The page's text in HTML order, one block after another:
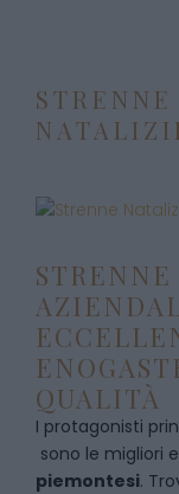
STRENNE
QUALITÀ
I protagonisti
sono le migliori
piemontesi.